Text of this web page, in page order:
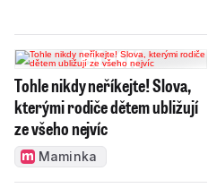
Tohle nikdy neříkejte! Slova,
kterými rodiče dětem ubližují
ze všeho nejvíc
Maminka